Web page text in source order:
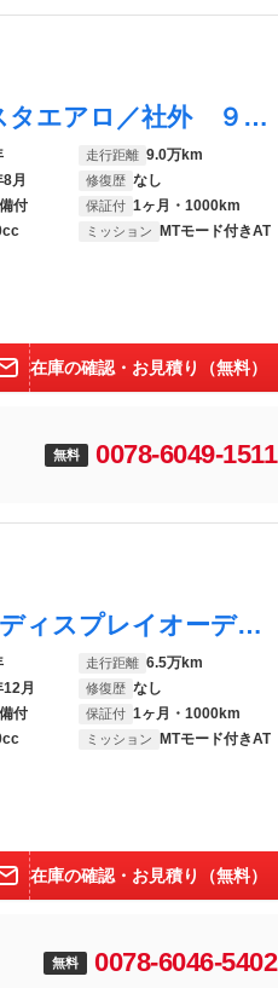
ハリアー エレガンス 新品タイヤ／モデリスタエアロ／社外 ９インチ ＳＤナビ／トヨタセーフティセンス／シート ハーフレザー／ヘッドランプ ＬＥＤ／ＥＴＣ／ＥＢＤ付ＡＢＳ／横滑り防止装置／アイドリングストップ
走行距離 9.0万km
月 修復歴 なし
付 保証付 1ヶ月・1000km
ミッション MTモード付きAT
在庫の確認・お見積り（無料）
無料 0078-6049-1511
ハリアー Ｚ 新品タイヤ／ＪＢＬ／保証書／ディスプレイオーディオ＋ナビ／デジタルインナーミラー／トヨタセーフティセンス／パノラミックビューモニター／車線逸脱防止支援システム／シート ハーフレザー
走行距離 6.5万km
月 修復歴 なし
付 保証付 1ヶ月・1000km
ミッション MTモード付きAT
在庫の確認・お見積り（無料）
無料 0078-6046-5402